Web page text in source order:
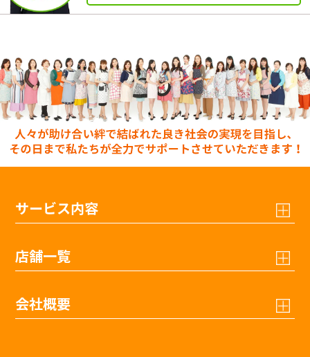
サービス内容
店舗一覧
会社概要